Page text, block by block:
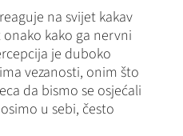
na svijet kakav
kako ga nervni
je duboko
vezanosti, onim što
da bismo se osjećali
u sebi, često